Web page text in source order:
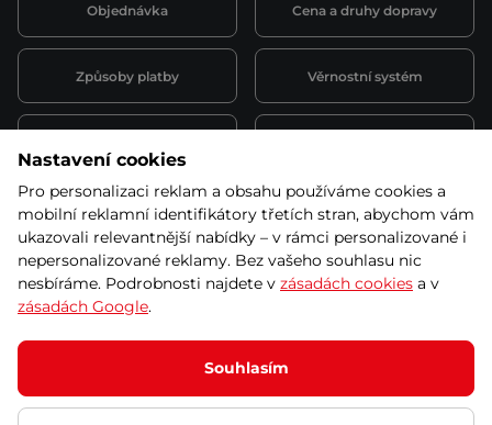
Objednávka Cena a druhy dopravy
Způsoby platby Věrnostní systém
Půjčovna
obchodní podmínky
Kariéra
© 2026 SEVEN SPORT s.r.o Všechna práva vyhrazena
Podle zákona o evidenci tržeb je prodávající povinen vystavit
kupujícímu účtenku.
Zároveň je povinen zaevidovat přijatou tržbu u správce daně online; v
Nastavení cookies
Pro personalizaci reklam a obsahu používáme cookies a
mobilní reklamní identifikátory třetích stran, abychom vám
ukazovali relevantnější nabídky – v rámci personalizované i
nepersonalizované reklamy. Bez vašeho souhlasu nic
nesbíráme. Podrobnosti najdete v zásadách cookies a v
zásadách Google.
Souhlasím